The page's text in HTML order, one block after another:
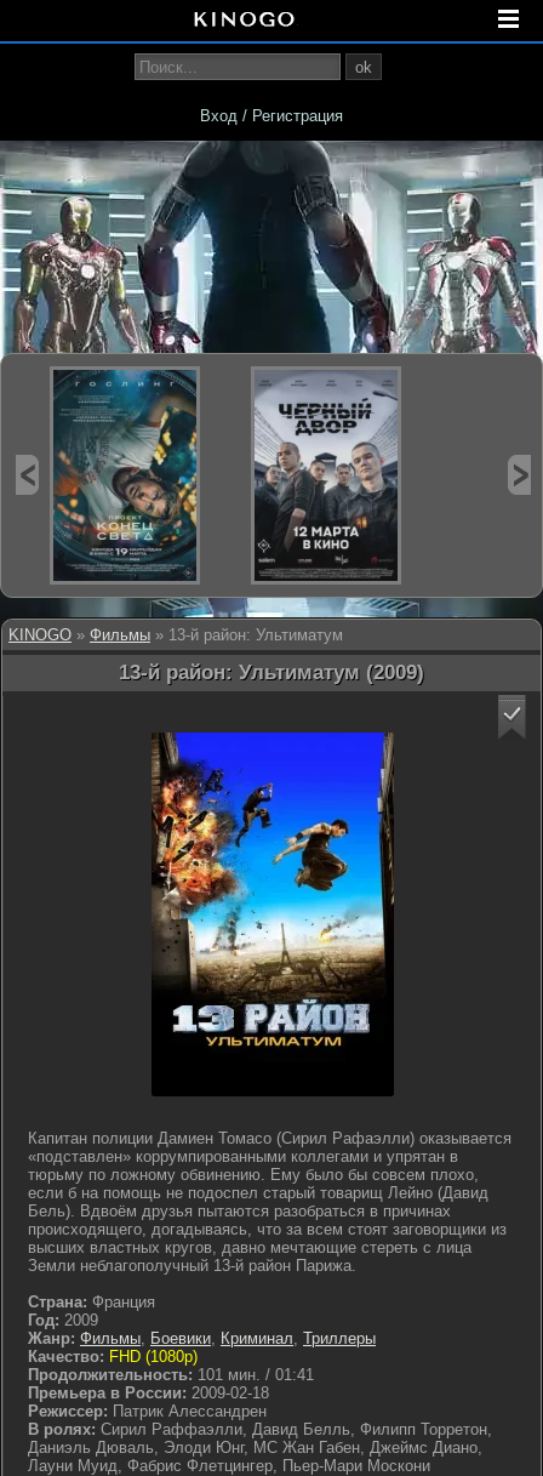
KINOGO » Фильмы » 13-й район: Ультиматум
13-й район: Ультиматум (2009)
Капитан полиции Дамиен Томасо (Сирил Рафаэлли) оказывается
«подставлен» коррумпированными коллегами и упрятан в
тюрьму по ложному обвинению. Ему было бы совсем плохо,
если б на помощь не подоспел старый товарищ Лейно (Давид
Бель). Вдвоём друзья пытаются разобраться в причинах
происходящего, догадываясь, что за всем стоят заговорщики из
высших властных кругов, давно мечтающие стереть с лица
Земли неблагополучный 13-й район Парижа.
Страна: Франция
Год: 2009
Жанр: Фильмы, Боевики, Криминал, Триллеры
Качество: FHD (1080p)
Продолжительность: 101 мин. / 01:41
Премьера в России: 2009-02-18
Режиссер: Патрик Алессандрен
В ролях: Сирил Раффаэлли, Давид Белль, Филипп Торретон,
Даниэль Дюваль, Элоди Юнг, МС Жан Габен, Джеймс Диано,
Лауни Муид, Фабрис Флетцингер, Пьер-Мари Москони
ok
Вход / Регистрация